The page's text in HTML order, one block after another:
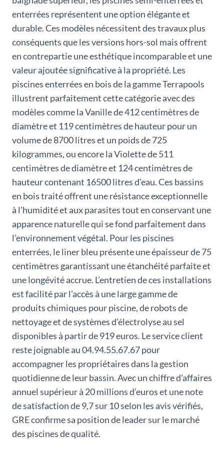
enterrées représentent une option élégante et
durable. Ces modèles nécessitent des travaux plus
conséquents que les versions hors-sol mais offrent
en contrepartie une esthétique incomparable et une
valeur ajoutée significative à la propriété. Les
piscines enterrées en bois de la gamme Terrapools
illustrent parfaitement cette catégorie avec des
modèles comme la Vanille de 412 centimètres de
diamètre et 119 centimètres de hauteur pour un
volume de 8700 litres et un poids de 725
kilogrammes, ou encore la Violette de 511
centimètres de diamètre et 124 centimètres de
hauteur contenant 16500 litres d’eau. Ces bassins
en bois traité offrent une résistance exceptionnelle
à l’humidité et aux parasites tout en conservant une
apparence naturelle qui se fond parfaitement dans
l’environnement végétal. Pour les piscines
enterrées, le liner bleu présente une épaisseur de 75
centimètres garantissant une étanchéité parfaite et
une longévité accrue. L’entretien de ces installations
est facilité par l’accès à une large gamme de
produits chimiques pour piscine, de robots de
nettoyage et de systèmes d’électrolyse au sel
disponibles à partir de 919 euros. Le service client
reste joignable au 04.94.55.67.67 pour
accompagner les propriétaires dans la gestion
quotidienne de leur bassin. Avec un chiffre d’affaires
annuel supérieur à 20 millions d’euros et une note
de satisfaction de 9,7 sur 10 selon les avis vérifiés,
GRE confirme sa position de leader sur le marché
des piscines de qualité.